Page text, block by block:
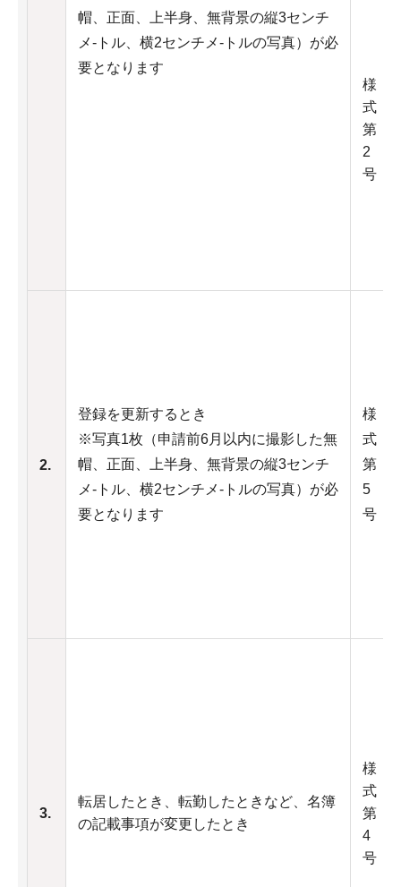
帽、正面、上半身、無背景の縦3センチ
メ-トル、横2センチメ-トルの写真）が必
要となります
様
式
第
2
号
2.
登録を更新するとき
※写真1枚（申請前6月以内に撮影した無
帽、正面、上半身、無背景の縦3センチ
メ-トル、横2センチメ-トルの写真）が必
要となります
様
式
第
5
号
3.
転居したとき、転勤したときなど、名簿
の記載事項が変更したとき
様
式
第
4
号